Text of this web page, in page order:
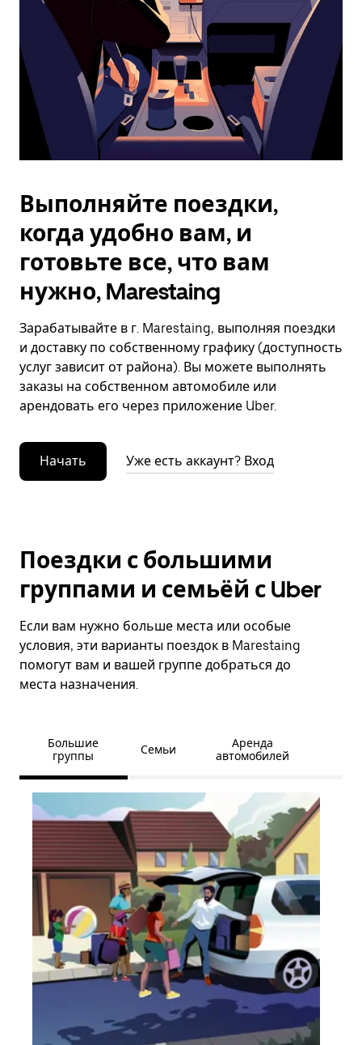
Выполняйте поездки,
когда удобно вам, и
готовьте все, что вам
нужно, Marestaing
Зарабатывайте в г. Marestaing, выполняя поездки
и доставку по собственному графику (доступность
услуг зависит от района). Вы можете выполнять
заказы на собственном автомобиле или
арендовать его через приложение Uber.
Начать Уже есть аккаунт? Вход
Поездки с большими
группами и семьёй с Uber
Если вам нужно больше места или особые
условия, эти варианты поездок в Marestaing
помогут вам и вашей группе добраться до
места назначения.
Большие
группы
Семьи
Аренда
автомобилей